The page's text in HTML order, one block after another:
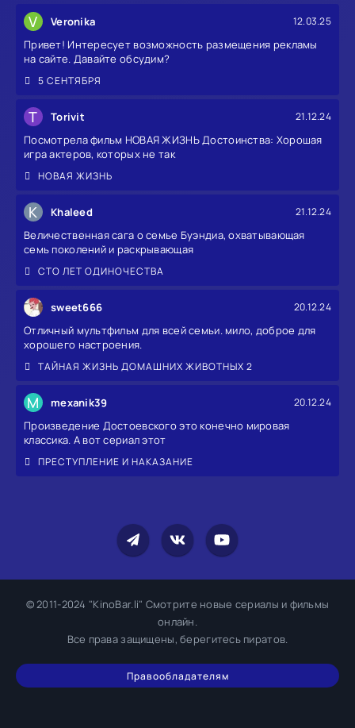
V Veronika 12.03.25
Привет! Интересует возможность размещения рекламы
на сайте. Давайте обсудим?
5 СЕНТЯБРЯ
T Torivit 21.12.24
Посмотрела фильм НОВАЯ ЖИЗНЬ Достоинства: Хорошая
игра актеров, которых не так
НОВАЯ ЖИЗНЬ
K Khaleed 21.12.24
Величественная сага о семье Буэндиа, охватывающая
семь поколений и раскрывающая
СТО ЛЕТ ОДИНОЧЕСТВА
sweet666 20.12.24
Отличный мультфильм для всей семьи. мило, доброе для
хорошего настроения.
ТАЙНАЯ ЖИЗНЬ ДОМАШНИХ ЖИВОТНЫХ 2
M mexanik39 20.12.24
Произведение Достоевского это конечно мировая
классика. А вот сериал этот
ПРЕСТУПЛЕНИЕ И НАКАЗАНИЕ
© 2011-2024 "KinoBar.li" Смотрите новые сериалы и фильмы
онлайн.
Все права защищены, берегитесь пиратов.
Правообладателям